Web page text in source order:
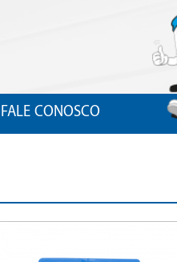
FALE CONOSCO